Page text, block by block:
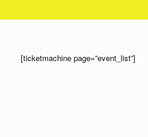
[ticketmachine page=”event_list”]